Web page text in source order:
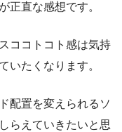
正直な感想です。
ココトコト感は気持
いたくなります。
配置を変えられるソ
らえていきたいと思